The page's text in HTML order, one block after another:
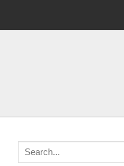
Search
for: